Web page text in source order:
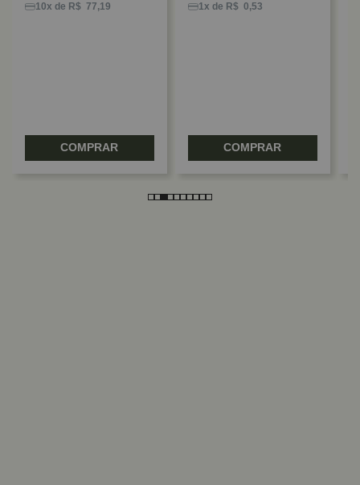
10x de R$ 77,19
COMPRAR
1x de R$ 0,53
COMPRAR